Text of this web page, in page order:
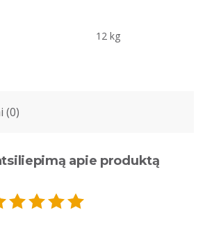
12 kg
(0)
apie produktą